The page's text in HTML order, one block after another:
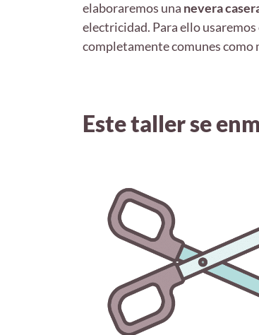
elaboraremos una nevera
electricidad. Para ello usaremos
completamente comunes como
Este taller se